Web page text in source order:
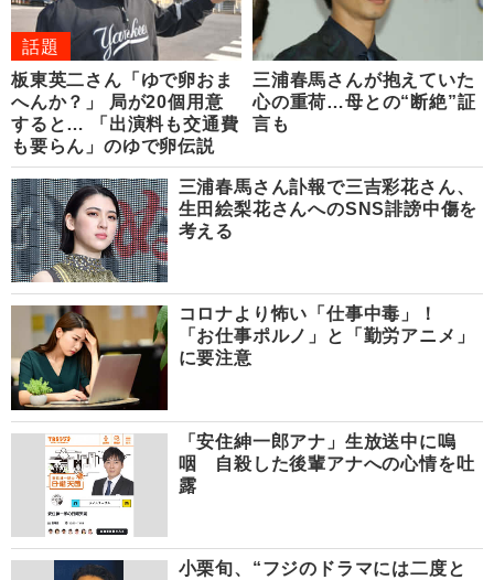
話題
板東英二さん「ゆで卵おま
へんか？」 局が20個用意
すると… 「出演料も交通費
も要らん」のゆで卵伝説
三浦春馬さんが抱えていた
心の重荷…母との“断絶”証
言も
三浦春馬さん訃報で三吉彩花さん、
生田絵梨花さんへのSNS誹謗中傷を
考える
コロナより怖い「仕事中毒」！
「お仕事ポルノ」と「勤労アニメ」
に要注意
「安住紳一郎アナ」生放送中に嗚
咽 自殺した後輩アナへの心情を吐
露
小栗旬、“フジのドラマには二度と